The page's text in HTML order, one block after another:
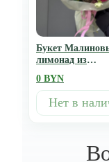
Букет
лимонад из
артишоков,
розы,
скиммии
0 BYN
Нет в